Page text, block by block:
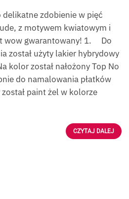
zdobienie w pięć
z motywem kwiatowym i
wow gwarantowany! 1. Do
został użyty lakier hybrydowy
został nałożony Top No
do namalowania płatków
paint żel w kolorze
CZYTAJ DALEJ